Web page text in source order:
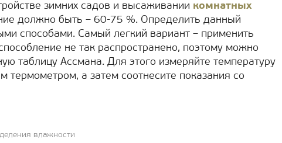
зимних садов и высаживании комнатных
должно быть – 60-75 %. Определить данный
способами. Самый легкий вариант – применить
не так распространено, поэтому можно
таблицу Ассмана. Для этого измеряйте температуру
термометром, а затем соотнесите показания со
влажности